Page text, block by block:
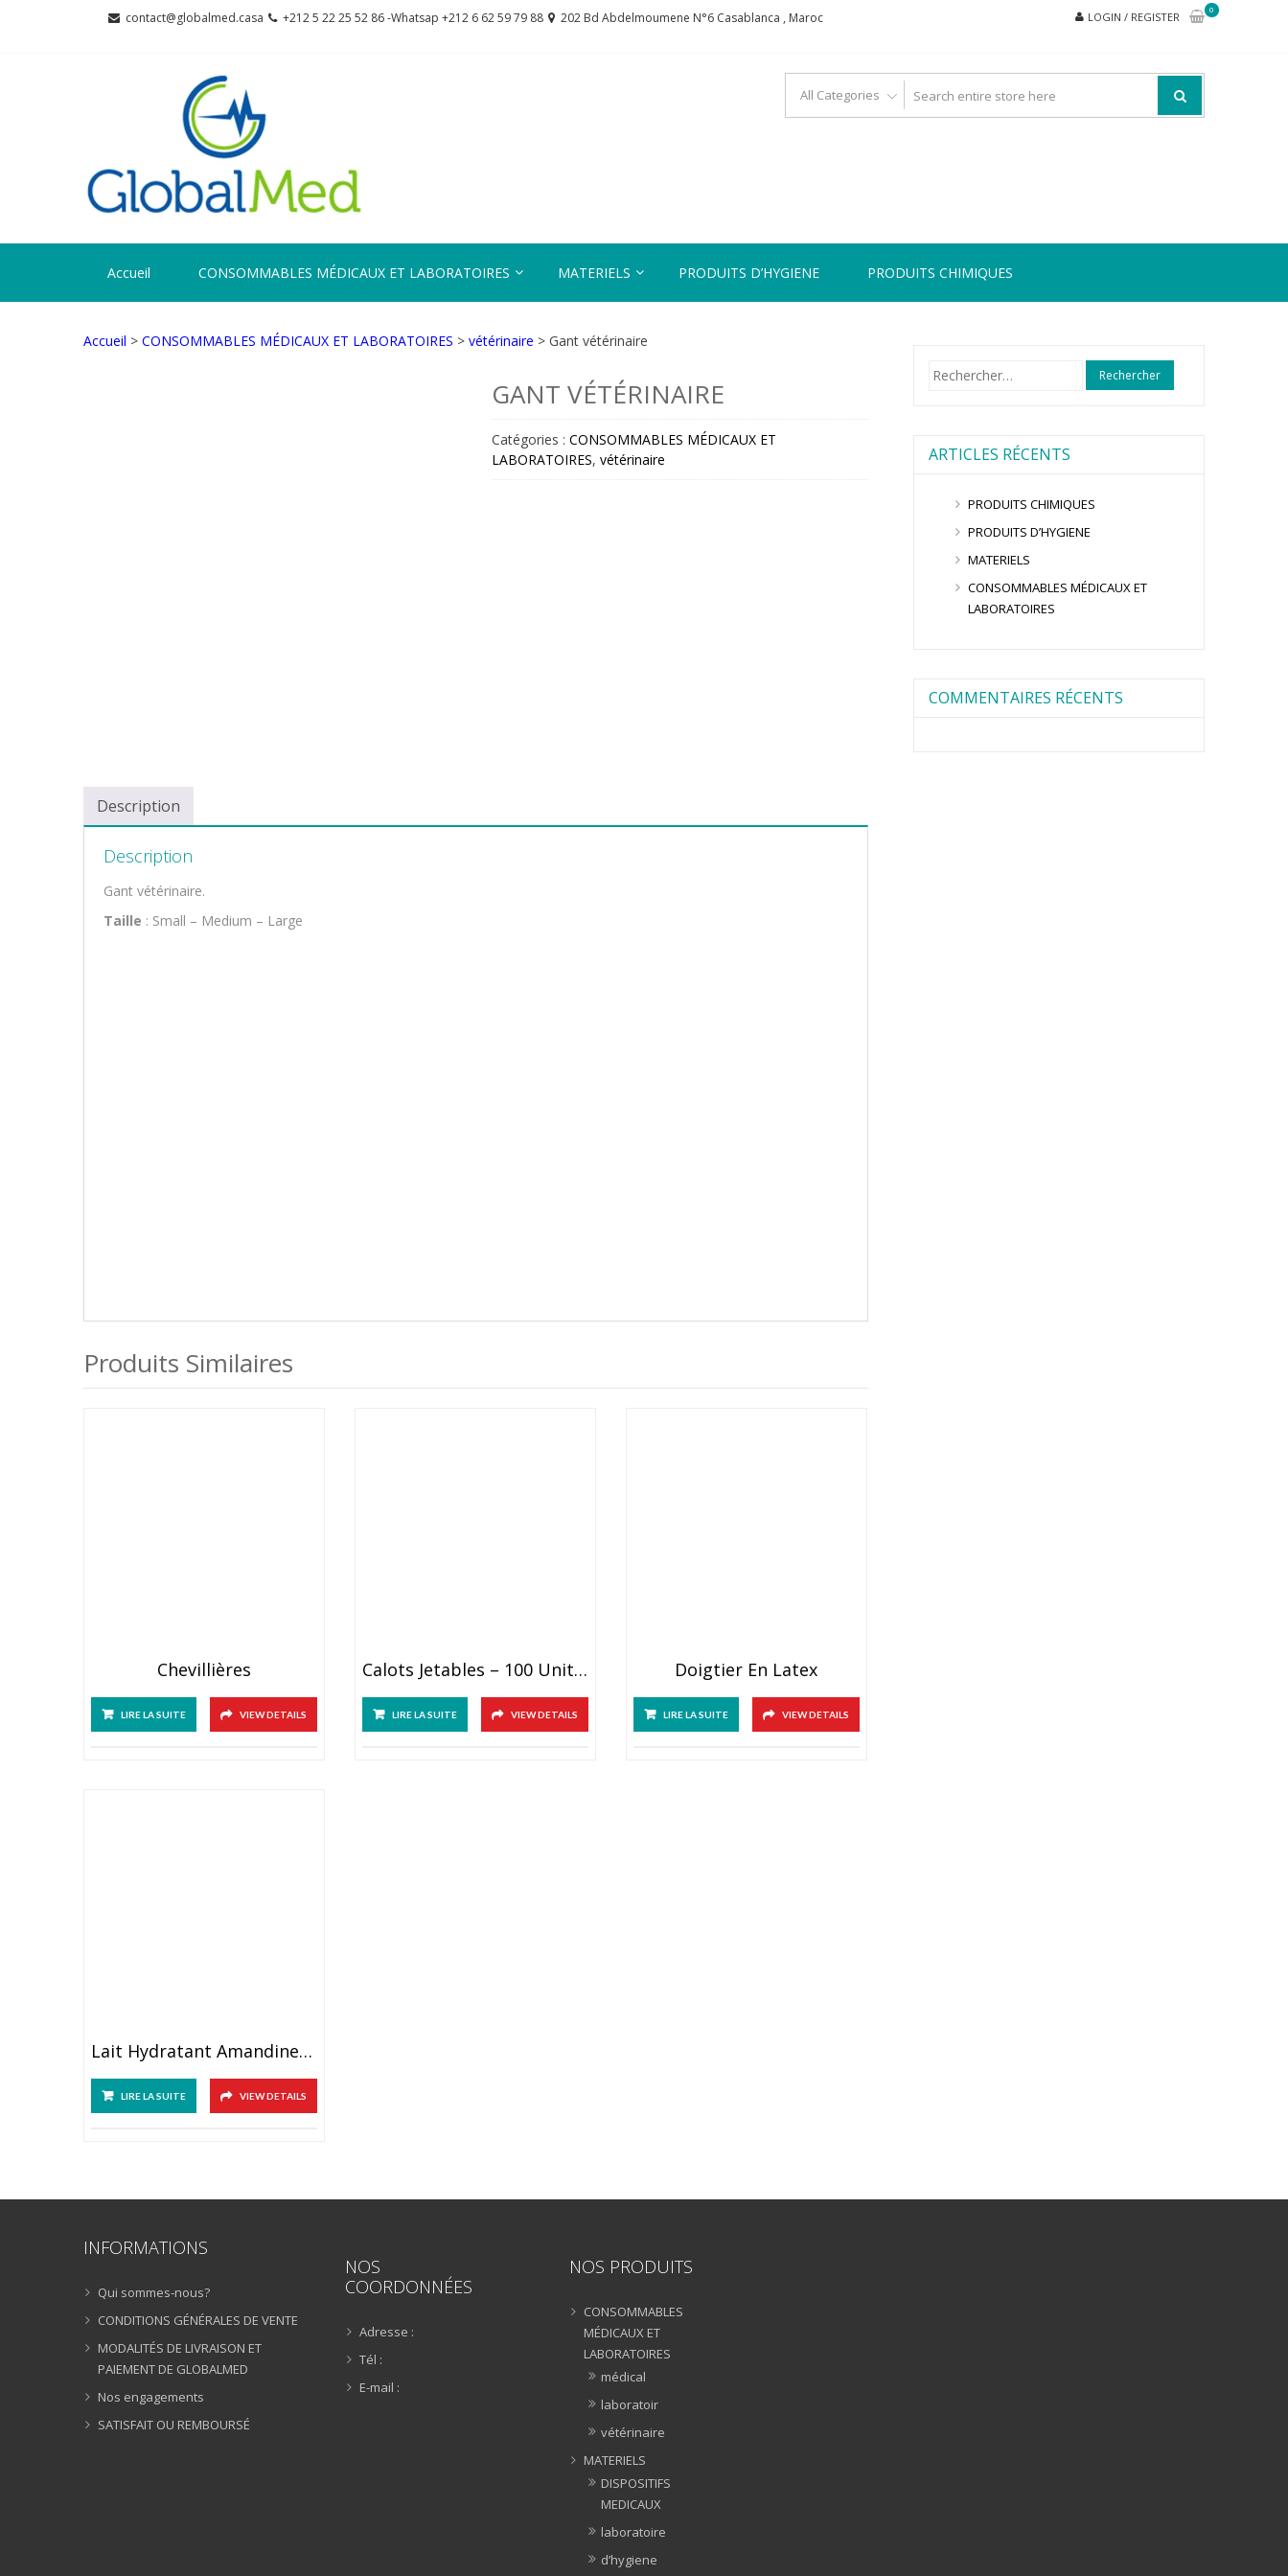
contact@globalmed.casa +212 5 22 25 52 86 -Whatsap +212 6 62 59 79 88 202 Bd Abdelmoumene N°6 Casablanca , Maroc LOGIN / REGISTER
0
Accueil CONSOMMABLES MÉDICAUX ET LABORATOIRES MATERIELS PRODUITS D’HYGIENE PRODUITS CHIMIQUES
Accueil > CONSOMMABLES MÉDICAUX ET LABORATOIRES > vétérinaire > Gant vétérinaire
GANT VÉTÉRINAIRE
Catégories : CONSOMMABLES MÉDICAUX ET
LABORATOIRES, vétérinaire
Description
Description
Gant vétérinaire.
Taille : Small – Medium – Large
Produits Similaires
Chevillières
LIRE LA SUITE VIEW DETAILS
Calots Jetables – 100 Unités
LIRE LA SUITE VIEW DETAILS
Doigtier En Latex
LIRE LA SUITE VIEW DETAILS
Lait Hydratant Amandine 250 Ml
LIRE LA SUITE VIEW DETAILS
Rechercher :
ARTICLES RÉCENTS
PRODUITS CHIMIQUES
PRODUITS D’HYGIENE
MATERIELS
CONSOMMABLES MÉDICAUX ET
LABORATOIRES
COMMENTAIRES RÉCENTS
INFORMATIONS
Qui sommes-nous?
CONDITIONS GÉNÉRALES DE VENTE
MODALITÉS DE LIVRAISON ET
PAIEMENT DE GLOBALMED
Nos engagements
SATISFAIT OU REMBOURSÉ
NOS
COORDONNÉES
Adresse :
Tél :
E-mail :
NOS PRODUITS
CONSOMMABLES
MÉDICAUX ET
LABORATOIRES
médical
laboratoir
vétérinaire
MATERIELS
DISPOSITIFS
MEDICAUX
laboratoire
d’hygiene